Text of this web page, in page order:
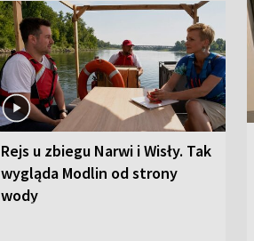
Rejs u zbiegu Narwi i Wisły. Tak
wygląda Modlin od strony
wody